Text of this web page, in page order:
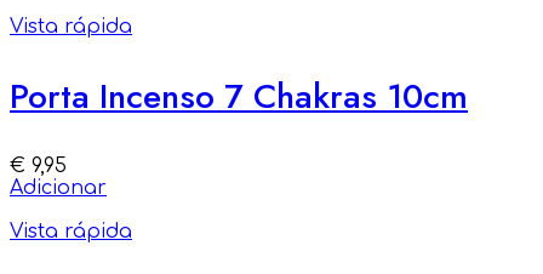
Vista rápida
Porta Incenso 7 Chakras 10cm
€ 9,95
Adicionar
Vista rápida